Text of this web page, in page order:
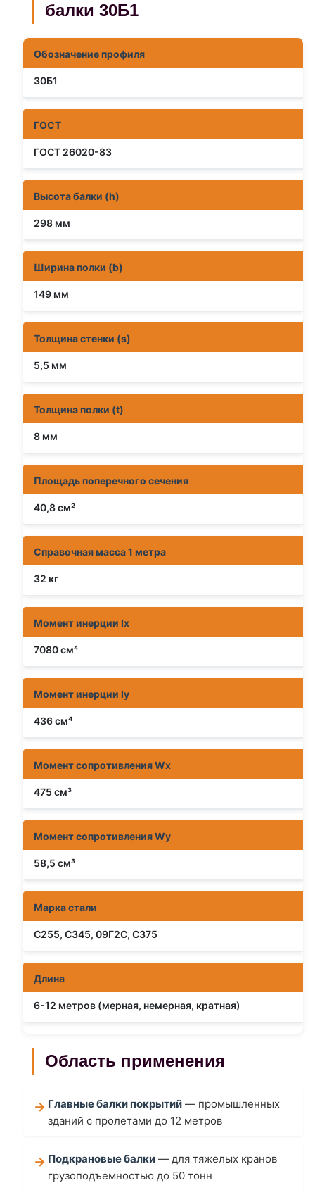
балки 30Б1
Обозначение профиля
30Б1
ГОСТ
ГОСТ 26020-83
Высота балки (h)
298 мм
Ширина полки (b)
149 мм
Толщина стенки (s)
5,5 мм
Толщина полки (t)
8 мм
Площадь поперечного сечения
40,8 см²
Справочная масса 1 метра
32 кг
Момент инерции Ix
7080 см⁴
Момент инерции Iy
436 см⁴
Момент сопротивления Wx
475 см³
Момент сопротивления Wy
58,5 см³
Марка стали
С255, С345, 09Г2С, С375
Длина
6-12 метров (мерная, немерная, кратная)
Область применения
Главные балки покрытий — промышленных
зданий с пролетами до 12 метров
Подкрановые балки — для тяжелых кранов
грузоподъемностью до 50 тонн